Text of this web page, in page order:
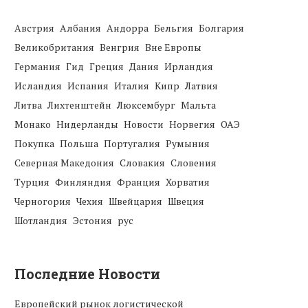
Австрия Албания Андорра Бельгия Болгария
Великобритания Венгрия Вне Европы
Германия Гид Греция Дания Ирландия
Исландия Испания Италия Кипр Латвия
Литва Лихтенштейн Люксембург Мальта
Монако Нидерланды Новости Норвегия ОАЭ
Покупка Польша Португалия Румыния
Северная Македония Словакия Словения
Турция Финляндия Франция Хорватия
Черногория Чехия Швейцария Швеция
Шотландия Эстония рус
Последние Новости
Европейский рынок логистической